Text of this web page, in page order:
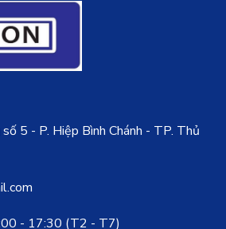
5 - P. Hiệp Bình Chánh - TP. Thủ
- 17:30 (T2 - T7)